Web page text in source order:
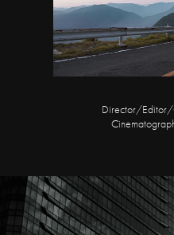
Director/Editor/